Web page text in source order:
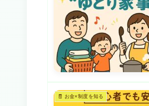
🧾 お金×制度を知る